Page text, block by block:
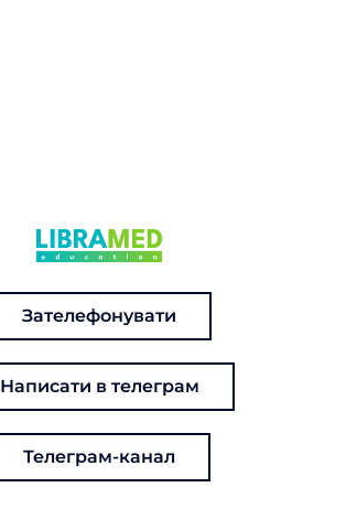
Зателефонувати
Написати в телеграм
Телеграм-канал